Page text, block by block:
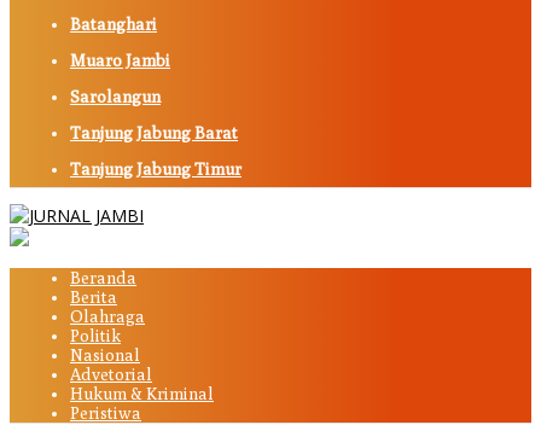
Batanghari
Muaro Jambi
Sarolangun
Tanjung Jabung Barat
Tanjung Jabung Timur
Beranda
Berita
Olahraga
Politik
Nasional
Advetorial
Hukum & Kriminal
Peristiwa